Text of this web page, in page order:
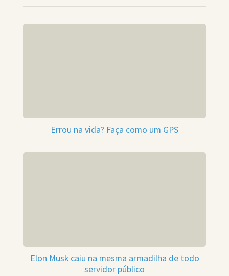
Errou na vida? Faça como um GPS
Elon Musk caiu na mesma armadilha de todo
servidor público